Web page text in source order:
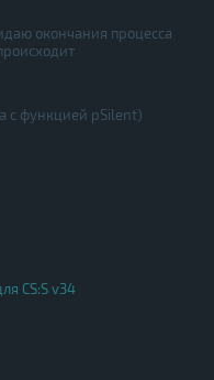
окончания процесса
с функцией pSilent)
CS:S v34